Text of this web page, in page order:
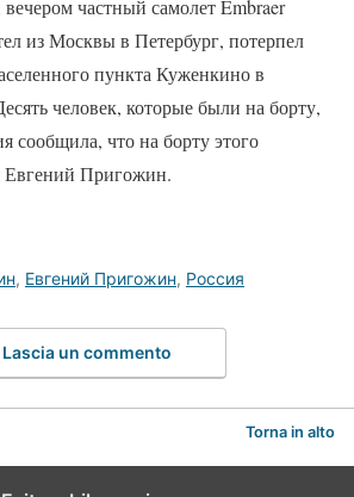
вечером частный самолет Embraer
из Москвы в Петербург, потерпел
пункта Куженкино в
человек, которые были на борту,
сообщила, что на борту этого
Евгений Пригожин.
, Евгений Пригожин, Россия
Lascia un commento
Torna in alto